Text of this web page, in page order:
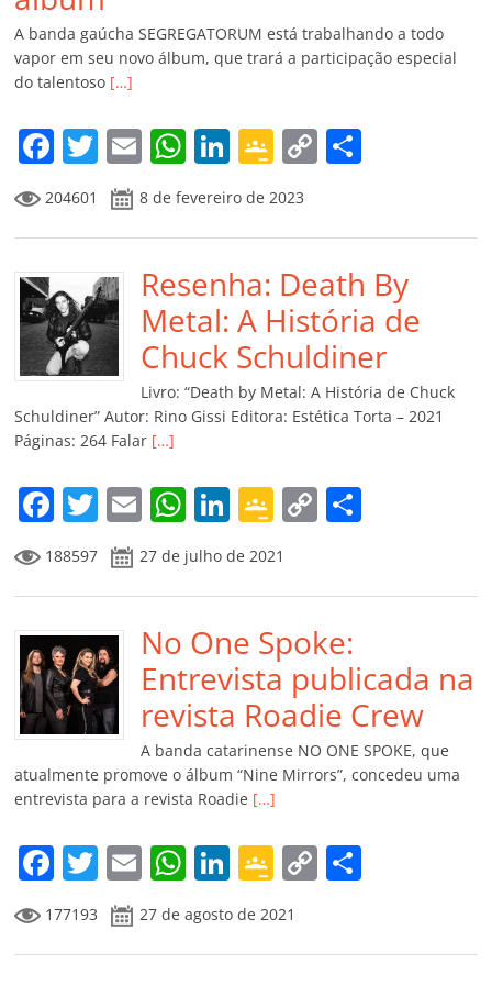
A banda gaúcha SEGREGATORUM está trabalhando a todo
vapor em seu novo álbum, que trará a participação especial
do talentoso […]
F
a
c
e
b
o
o
k
T
w
itt
er
E
m
ai
l
W
at
s
A
p
p
Li
k
e
dI
n
G
o
o
gl
e
Cl
a
ss
ro
m
C
y
Li
n
k
p
ar
til
h
ar
204601 8 de fevereiro de 2023
Resenha: Death By
Metal: A História de
Chuck Schuldiner
Livro: “Death by Metal: A História de Chuck
Schuldiner” Autor: Rino Gissi Editora: Estética Torta – 2021
Páginas: 264 Falar […]
F
a
c
e
b
o
o
k
T
w
itt
er
E
m
ai
l
W
h
at
s
A
p
p
Li
n
k
e
dI
n
G
o
o
gl
e
Cl
a
ss
ro
o
m
C
y
Li
n
k
p
til
h
ar
188597 27 de julho de 2021
No One Spoke:
Entrevista publicada na
revista Roadie Crew
A banda catarinense NO ONE SPOKE, que
atualmente promove o álbum “Nine Mirrors”, concedeu uma
entrevista para a revista Roadie […]
F
a
c
e
T
w
itt
er
E
m
ai
l
W
at
s
Li
n
k
e
G
o
o
gl
C
y p
177193 27 de agosto de 2021